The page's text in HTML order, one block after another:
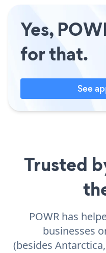
Yes,
for that.
See
Trusted
POWR has
businesses
(besides